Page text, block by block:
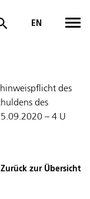
EN
des
des
– 4 U
Zurück zur Übersicht